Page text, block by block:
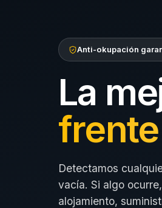
Anti-okupación
La
Detectamos
vacía. Si algo
alojamiento,